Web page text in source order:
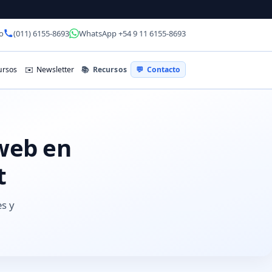
(011) 6155-8693 WhatsApp +54 9 11 6155-8693
✉️ Newsletter 📚 Recursos 💬 Contacto
en
y